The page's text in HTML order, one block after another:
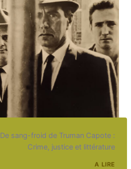
De sang-froid de Truman Capote :
Crime, justice et littérature
A LIRE